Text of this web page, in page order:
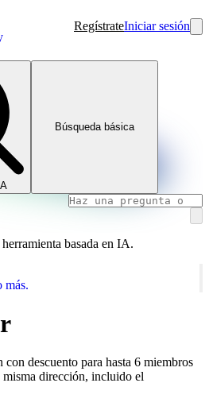
RegístrateIniciar sesión
Búsqueda básica
basada en IA.
más.
descuento para hasta 6 miembros
dirección, incluido el